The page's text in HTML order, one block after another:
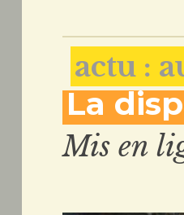
actu :
La
Mis en